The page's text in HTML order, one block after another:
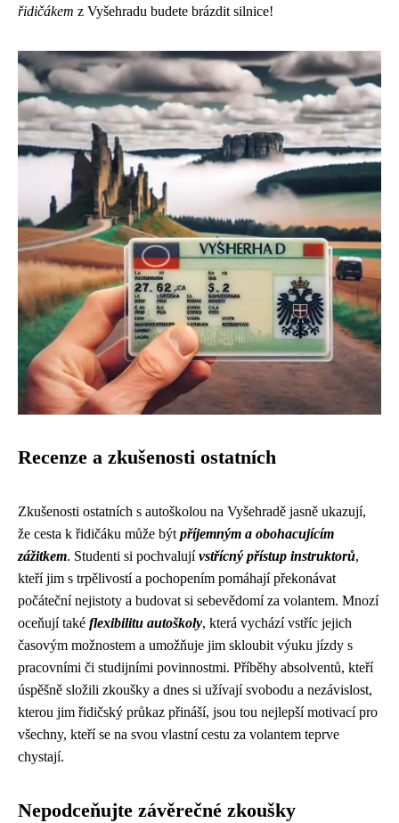
řidičákem z Vyšehradu budete brázdit silnice!
Recenze a zkušenosti ostatních
Zkušenosti ostatních s autoškolou na Vyšehradě jasně ukazují,
že cesta k řidičáku může být příjemným a obohacujícím
zážitkem. Studenti si pochvalujívstřícný přístup instruktorů,
kteří jim s trpělivostí a pochopením pomáhají překonávat
počáteční nejistoty a budovat si sebevědomí za volantem. Mnozí
oceňují také flexibilitu autoškoly, která vychází vstříc jejich
časovým možnostem a umožňuje jim skloubit výuku jízdy s
pracovními či studijními povinnostmi. Příběhy absolventů, kteří
úspěšně složili zkoušky a dnes si užívají svobodu a nezávislost,
kterou jim řidičský průkaz přináší, jsou tou nejlepší motivací pro
všechny, kteří se na svou vlastní cestu za volantem teprve
chystají.
Nepodceňujte závěrečné zkoušky